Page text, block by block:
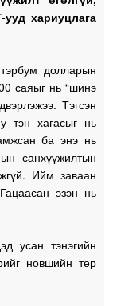
хариуцлага
долларын
саяыг нь “шинэ
Тэгсэн
тэн хагасыг нь
ба энэ нь
санхүүжилтын
Ийм заваан
эзэн нь
усан тэнэгийн
новшийн төр